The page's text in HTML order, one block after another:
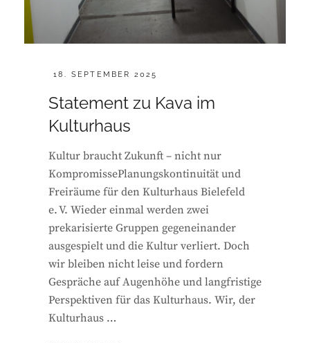
POSTED
18. SEPTEMBER 2025
Statement zu Kava im
Kulturhaus
Kultur braucht Zukunft – nicht nur
KompromissePlanungskontinuität und
Freiräume für den Kulturhaus Bielefeld
e. V. Wieder einmal werden zwei
prekarisierte Gruppen gegeneinander
ausgespielt und die Kultur verliert. Doch
wir bleiben nicht leise und fordern
Gespräche auf Augenhöhe und langfristige
Perspektiven für das Kulturhaus. Wir, der
Kulturhaus …